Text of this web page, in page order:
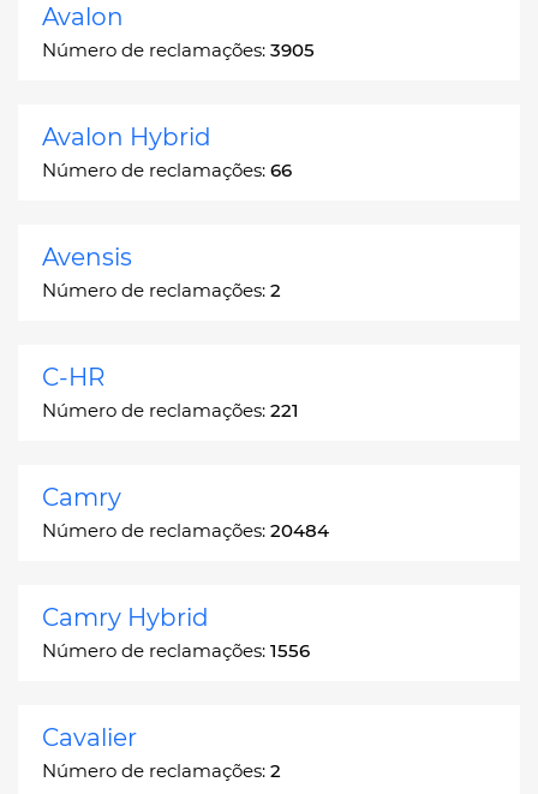
Avalon
Número de reclamações: 3905
Avalon Hybrid
Número de reclamações: 66
Avensis
Número de reclamações: 2
C-HR
Número de reclamações: 221
Camry
Número de reclamações: 20484
Camry Hybrid
Número de reclamações: 1556
Cavalier
Número de reclamações: 2